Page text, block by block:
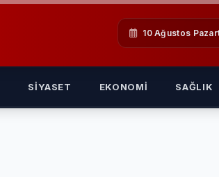
10 Ağustos
SIYASET EKONOMI SAĞLIK